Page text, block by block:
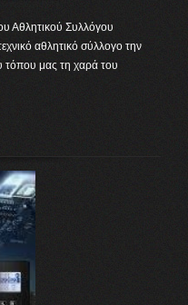
Αθλητικού Συλλόγου
αθλητικό σύλλογο την
τόπου μας τη χαρά του